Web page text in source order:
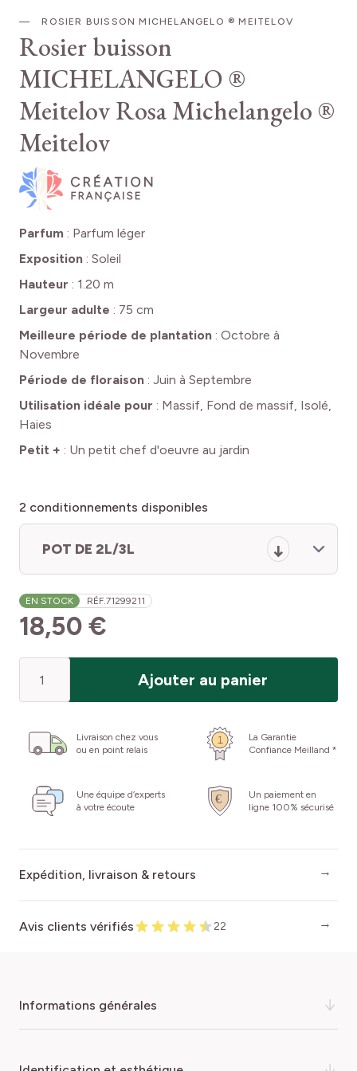
ROSIER BUISSON MICHELANGELO ® MEITELOV
Rosier buisson
MICHELANGELO ®
MeitelovRosa Michelangelo ®
Meitelov
Parfum : Parfum léger
Exposition : Soleil
Hauteur : 1.20 m
Largeur adulte : 75 cm
Meilleure période de plantation : Octobre à
Novembre
Période de floraison : Juin à Septembre
Utilisation idéale pour : Massif, Fond de massif, Isolé,
Haies
Petit + : Un petit chef d'oeuvre au jardin
2 conditionnements disponibles
POT DE 2L/3L
EN STOCK RÉF.71299211
18,50 €
Ajouter au panier
Livraison chez vous
ou en point relais
La Garantie
Confiance Meilland *
Une équipe d’experts
à votre écoute
Un paiement en
ligne 100% sécurisé
Expédition, livraison & retours
Avis clients vérifiés 22
informations générales
Le rosier MICHELANGELO® Meitelov est une véritable